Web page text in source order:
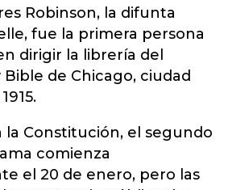
Robinson, la difunta
fue la primera persona
dirigir la librería del
de Chicago, ciudad
la Constitución, el segundo
comienza
el 20 de enero, pero las